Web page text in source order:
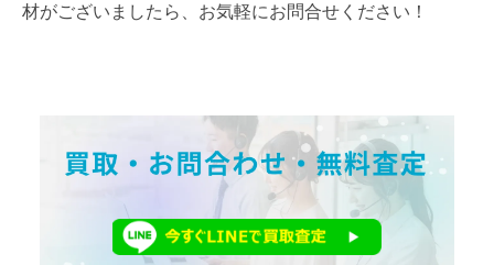
材がございましたら、お気軽にお問合せください！